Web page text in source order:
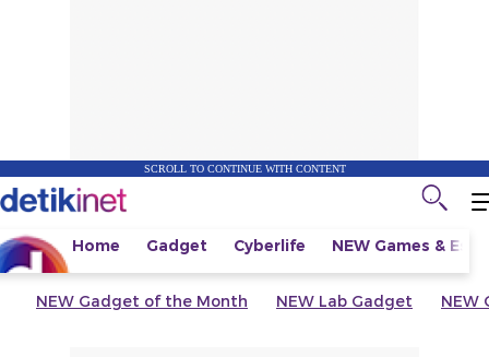
SCROLL TO CONTINUE WITH CONTENT
Home Gadget Cyberlife NEW Games &
NEW Gadget of the Month NEW Lab Gadget NEW